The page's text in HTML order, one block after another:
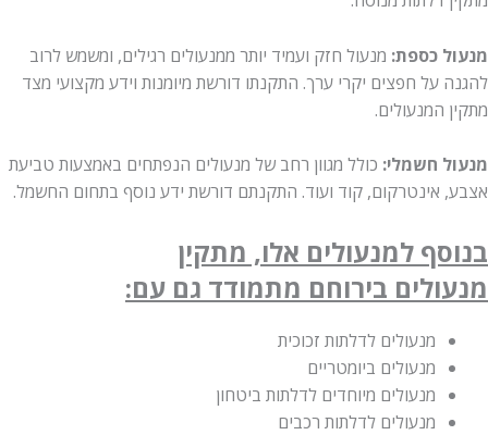
כספת:מנעול חזק ועמיד יותר ממנעולים רגילים, ומשמש לרוב
על חפצים יקרי ערך. התקנתו דורשת מיומנות וידע מקצועי מצד
המנעולים.
חשמלי:כולל מגוון רחב של מנעולים הנפתחים באמצעות טביעת
אינטרקום, קוד ועוד. התקנתם דורשת ידע נוסף בתחום החשמל.
למנעולים אלו, מתקין
בירוחםמתמודד גם עם:
מנעולים לדלתות זכוכית
מנעולים ביומטריים
מנעולים מיוחדים לדלתות ביטחון
מנעולים לדלתות רכבים